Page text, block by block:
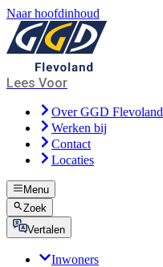
Naar hoofdinhoud
Lees Voor
Over GGD Flevoland
Werken bij
Contact
Locaties
Menu
Zoek
Vertalen
Inwoners